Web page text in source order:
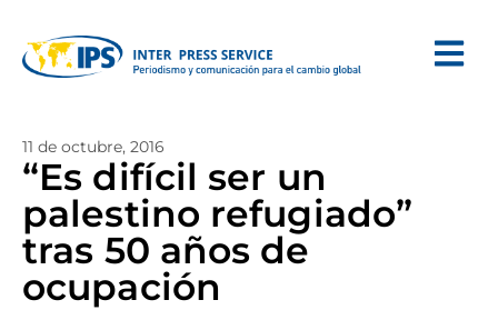
11 de octubre, 2016
“Es difícil ser un
palestino refugiado”
tras 50 años de
ocupación